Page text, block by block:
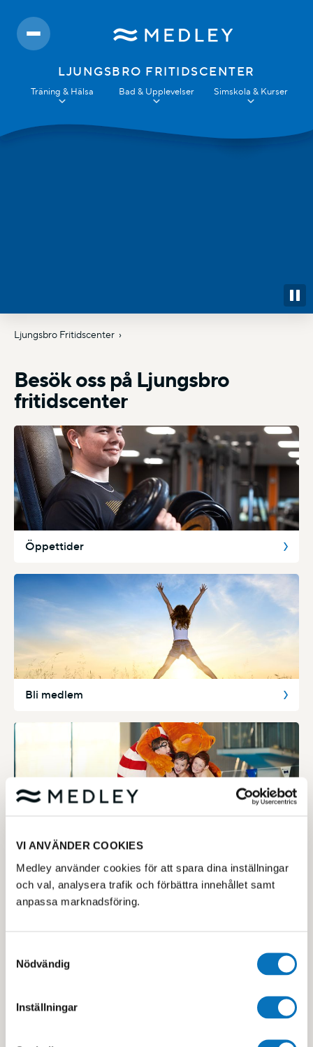
VI ANVÄNDER COOKIES
Medley använder cookies för att spara dina inställningar
och val, analysera trafik och förbättra innehållet samt
anpassa marknadsföring.
Nödvändig
Inställningar
LJUNGSBRO FRITIDSCENTER
Träning & Hälsa Bad & Upplevelser Simskola & Kurser
Ljungsbro Fritidscenter
Besök oss på Ljungsbro
fritidscenter
Öppettider
Bli medlem
Priser